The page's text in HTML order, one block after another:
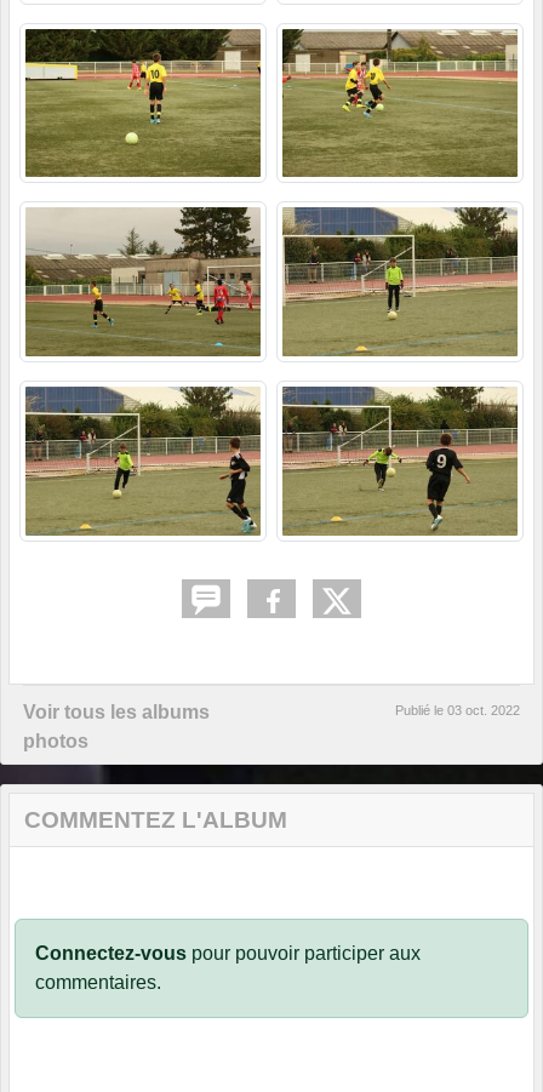
Voir tous les albums
photos
Publié le 03 oct. 2022
COMMENTEZ L'ALBUM
Connectez-vous pour pouvoir participer aux
commentaires.